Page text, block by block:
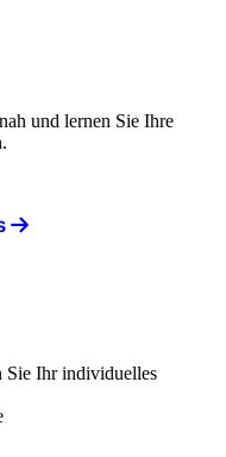
und lernen Sie Ihre
Sie Ihr individuelles